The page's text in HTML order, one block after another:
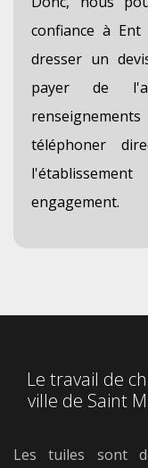
confiance à
dresser un
payer de
téléphoner
engagement.
Le travail de
ville de Saint
Les tuiles sont